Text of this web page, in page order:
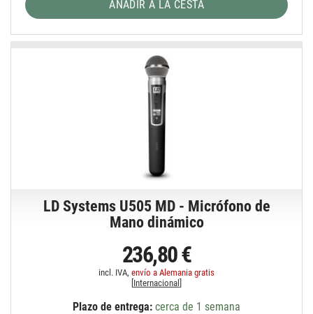
AÑADIR A LA CESTA
LD Systems U505 MD - Micrófono de
Mano dinámico
236,80 €
incl. IVA,envío a Alemania gratis
[Internacional]
Plazo de entrega: cerca de 1 semana